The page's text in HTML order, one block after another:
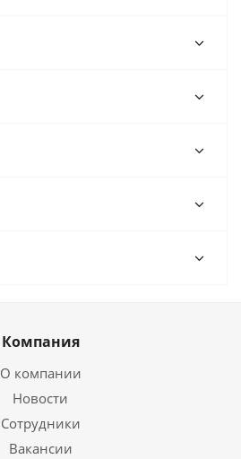
Компания
О компании
Новости
Сотрудники
Вакансии